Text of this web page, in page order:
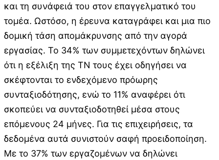
και τη συνάφειά του στον επαγγελματικό του
τομέα. Ωστόσο, η έρευνα καταγράφει και μια πιο
δομική τάση απομάκρυνσης από την αγορά
εργασίας. Το 34% των συμμετεχόντων δηλώνει
ότι η εξέλιξη της ΤΝ τους έχει οδηγήσει να
σκέφτονται το ενδεχόμενο πρόωρης
συνταξιοδότησης, ενώ το 11% αναφέρει ότι
σκοπεύει να συνταξιοδοτηθεί μέσα στους
επόμενους 24 μήνες. Για τις επιχειρήσεις, τα
δεδομένα αυτά συνιστούν σαφή προειδοποίηση.
Με το 37% των εργαζομένων να δηλώνει